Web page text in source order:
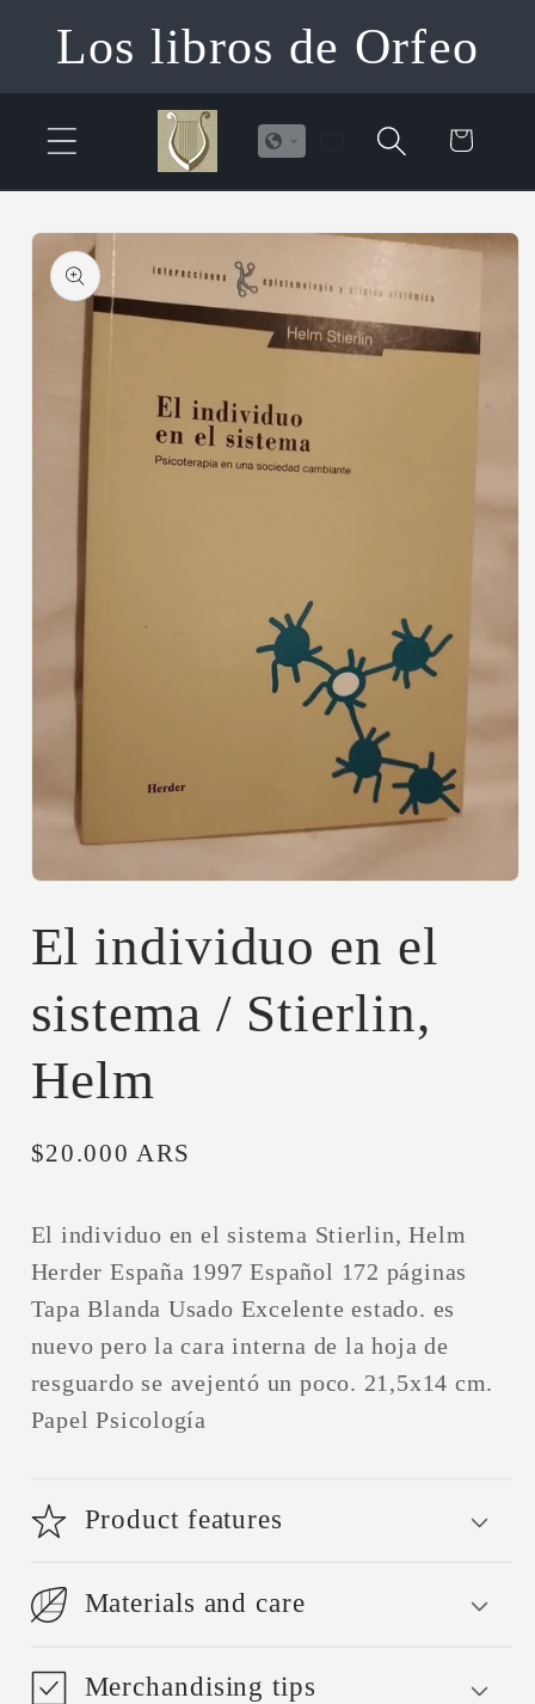
directamente
al contenido
Los libros de Orfeo
Carrito
directamente
a la
información
del producto
multimedia
en
ventana
modal
El individuo en el
sistema / Stierlin,
Helm
Precio
$20.000 ARS
El individuo en el sistema Stierlin, Helm
Herder España 1997 Español 172 páginas
Tapa Blanda Usado Excelente estado. es
nuevo pero la cara interna de la hoja de
resguardo se avejentó un poco. 21,5x14 cm.
Papel Psicología
Product features
Materials and care
Merchandising tips